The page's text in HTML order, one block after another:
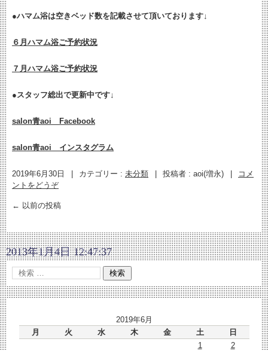
●ハマム浴は空きベッド数を記載させて頂いております↓
６月ハマム浴ご予約状況
７月ハマム浴ご予約状況
●スタッフ総出で更新中です↓
salon青aoi Facebook
salon青aoi インスタグラム
2019年6月30日 カテゴリー : 未分類 投稿者 : aoi(増永)
コメ
ントをどうぞ
← 以前の投稿
2013年1月4日 12:47:37
2019年6月
月
火 水 木 金 土
日
1
2